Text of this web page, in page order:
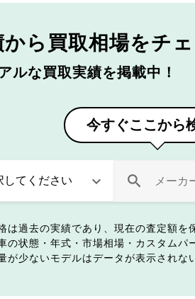
ら 買取相場をチ
ルな買取実績を掲載中！
今すぐここから
は過去の実績であり、現在の査定額を
の状態・年式・市場相場・カスタムパ
が少ないモデルはデータが表示されな